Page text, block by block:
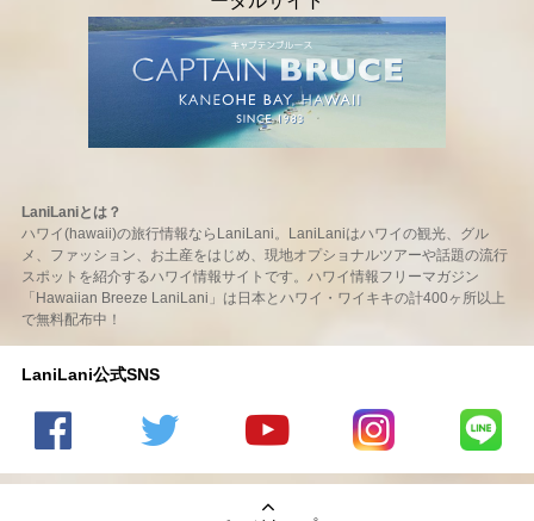
LaniLaniとは？
ハワイ(hawaii)の旅行情報ならLaniLani。LaniLaniはハワイの観光、グル
メ、ファッション、お土産をはじめ、現地オプショナルツアーや話題の流行
スポットを紹介するハワイ情報サイトです。ハワイ情報フリーマガジン
「Hawaiian Breeze LaniLani」は日本とハワイ・ワイキキの計400ヶ所以上
で無料配布中！
LaniLani公式SNS
の
のtwitter
の
Youtube
LaniLani
LaniLani